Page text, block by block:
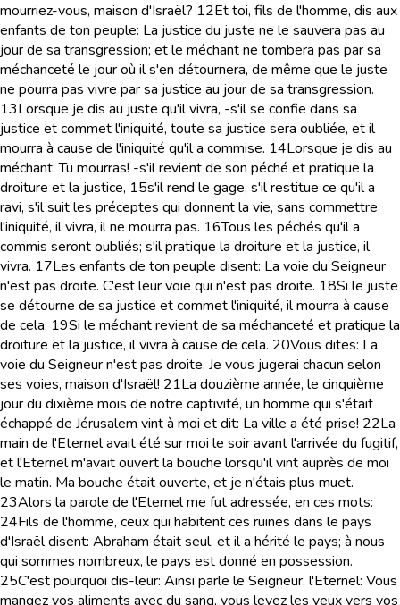
mourriez-vous, maison d'Israël? 12Et toi, fils de l'homme, dis aux
enfants de ton peuple: La justice du juste ne le sauvera pas au
jour de sa transgression; et le méchant ne tombera pas par sa
méchanceté le jour où il s'en détournera, de même que le juste
ne pourra pas vivre par sa justice au jour de sa transgression.
13Lorsque je dis au juste qu'il vivra, -s'il se confie dans sa
justice et commet l'iniquité, toute sa justice sera oubliée, et il
mourra à cause de l'iniquité qu'il a commise. 14Lorsque je dis au
méchant: Tu mourras! -s'il revient de son péché et pratique la
droiture et la justice, 15s'il rend le gage, s'il restitue ce qu'il a
ravi, s'il suit les préceptes qui donnent la vie, sans commettre
l'iniquité, il vivra, il ne mourra pas. 16Tous les péchés qu'il a
commis seront oubliés; s'il pratique la droiture et la justice, il
vivra. 17Les enfants de ton peuple disent: La voie du Seigneur
n'est pas droite. C'est leur voie qui n'est pas droite. 18Si le juste
se détourne de sa justice et commet l'iniquité, il mourra à cause
de cela. 19Si le méchant revient de sa méchanceté et pratique la
droiture et la justice, il vivra à cause de cela. 20Vous dites: La
voie du Seigneur n'est pas droite. Je vous jugerai chacun selon
ses voies, maison d'Israël! 21La douzième année, le cinquième
jour du dixième mois de notre captivité, un homme qui s'était
échappé de Jérusalem vint à moi et dit: La ville a été prise! 22La
main de l'Eternel avait été sur moi le soir avant l'arrivée du fugitif,
et l'Eternel m'avait ouvert la bouche lorsqu'il vint auprès de moi
le matin. Ma bouche était ouverte, et je n'étais plus muet.
23Alors la parole de l'Eternel me fut adressée, en ces mots:
24Fils de l'homme, ceux qui habitent ces ruines dans le pays
d'Israël disent: Abraham était seul, et il a hérité le pays; à nous
qui sommes nombreux, le pays est donné en possession.
25C'est pourquoi dis-leur: Ainsi parle le Seigneur, l'Eternel: Vous
mangez vos aliments avec du sang, vous levez les yeux vers vos